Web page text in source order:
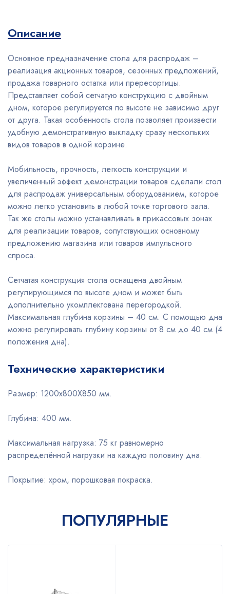
Описание
Основное предназначение стола для распродаж –
реализация акционных товаров, сезонных предложений,
продажа товарного остатка или прересортицы.
Представляет собой сетчатую конструкцию с двойным
дном, которое регулируется по высоте не зависимо друг
от друга. Такая особенность стола позволяет произвести
удобную демонстративную выкладку сразу нескольких
видов товаров в одной корзине.
Мобильность, прочность, легкость конструкции и
увеличенный эффект демонстрации товаров сделали стол
для распродаж универсальным оборудованием, которое
можно легко установить в любой точке торгового зала.
Так же столы можно устанавливать в прикассовых зонах
для реализации товаров, сопутствующих основному
предложению магазина или товаров импульсного
спроса.
Сетчатая конструкция стола оснащена двойным
регулирующимся по высоте дном и может быть
дополнительно укомплектована перегородкой.
Максимальная глубина корзины – 40 см. С помощью дна
можно регулировать глубину корзины от 8 см до 40 см (4
положения дна).
Технические характеристики
Размер: 1200x800X850 мм.
Глубина: 400 мм.
Максимальная нагрузка: 75 кг равномерно
распределённой нагрузки на каждую половину дна.
Покрытие: хром, порошковая покраска.
ПОПУЛЯРНЫЕ